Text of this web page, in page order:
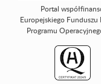
Portal
Europejskiego
Programu